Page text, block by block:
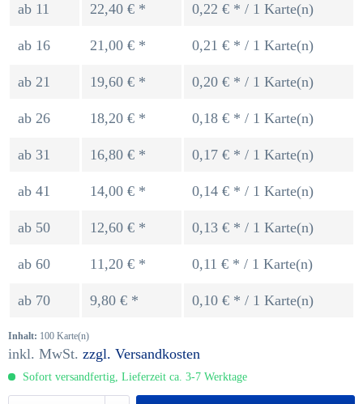
ab 11 22,40 € * 0,22 € * / 1 Karte(n)
ab 16 21,00 € * 0,21 € * / 1 Karte(n)
ab 21 19,60 € * 0,20 € * / 1 Karte(n)
ab 26 18,20 € * 0,18 € * / 1 Karte(n)
ab 31 16,80 € * 0,17 € * / 1 Karte(n)
ab 41 14,00 € * 0,14 € * / 1 Karte(n)
ab 50 12,60 € * 0,13 € * / 1 Karte(n)
ab 60 11,20 € * 0,11 € * / 1 Karte(n)
ab 70 9,80 € * 0,10 € * / 1 Karte(n)
Inhalt: 100 Karte(n)
inkl. MwSt. zzgl. Versandkosten
Sofort versandfertig, Lieferzeit ca. 3-7 Werktage